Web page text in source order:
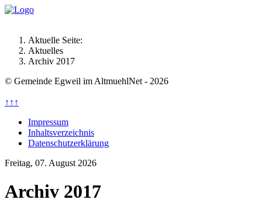
Aktuelle Seite:
Aktuelles
Archiv 2017
© Gemeinde Egweil im AltmuehlNet - 2026
↑↑↑
Impressum
Inhaltsverzeichnis
Datenschutzerklärung
Freitag, 07. August 2026
Archiv 2017